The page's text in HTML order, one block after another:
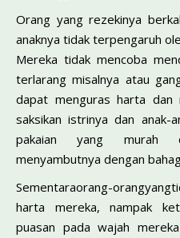
Orang yang rezekinya
anaknya tidak terpengaruh
Mereka tidak mencoba
terlarang misalnya atau
dapat menguras harta dan
saksikan istrinya dan anak-
pakaian yang murah
menyambutnya dengan
Sementaraorang-
harta mereka, nampak
puasan pada wajah